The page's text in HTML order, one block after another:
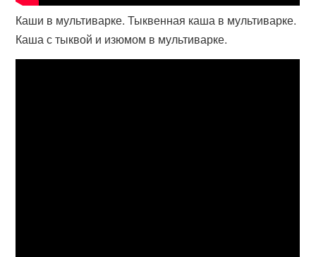
Каши в мультиварке. Тыквенная каша в мультиварке.
Каша с тыквой и изюмом в мультиварке.